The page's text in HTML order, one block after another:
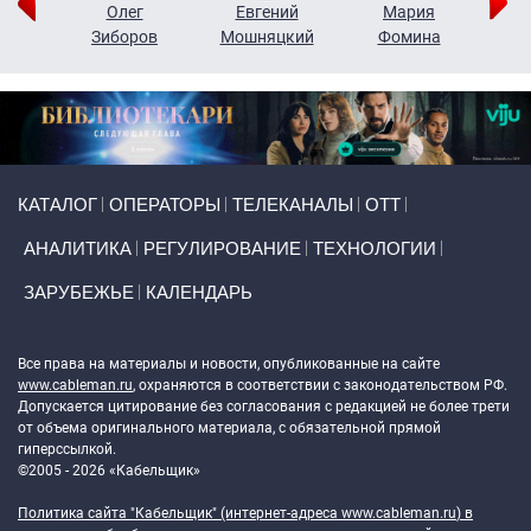
Олег
Зиборов
Евгений
Мошняцкий
Мария
Фомина
КАТАЛОГ ОПЕРАТОРЫ ТЕЛЕКАНАЛЫ ОТТ
АНАЛИТИКА РЕГУЛИРОВАНИЕ ТЕХНОЛОГИИ
ЗАРУБЕЖЬЕ КАЛЕНДАРЬ
Все права на материалы и новости, опубликованные на сайте
www.cableman.ru, охраняются в соответствии с законодательством РФ.
Допускается цитирование без согласования с редакцией не более трети
от объема оригинального материала, с обязательной прямой
гиперссылкой.
©2005 - 2026 «Кабельщик»
Политика сайта "Кабельщик" (интернет-адреса www.cableman.ru) в